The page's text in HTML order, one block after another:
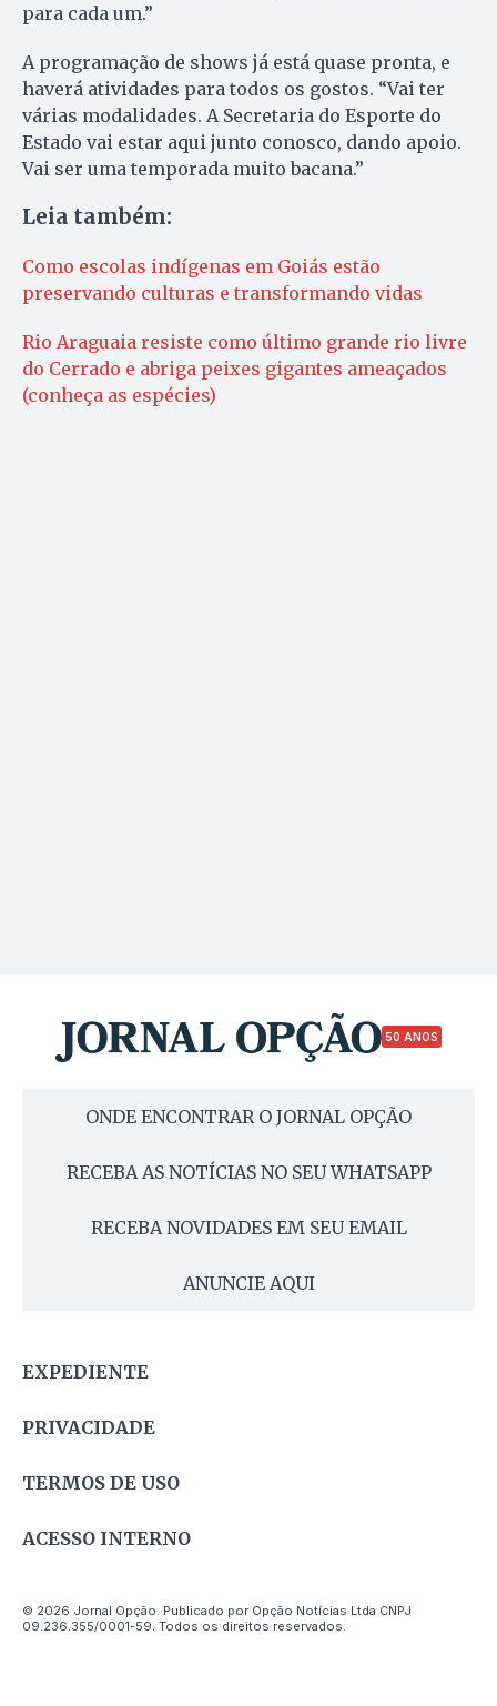
para cada um.”
A programação de shows já está quase pronta, e
haverá atividades para todos os gostos. “Vai ter
várias modalidades. A Secretaria do Esporte do
Estado vai estar aqui junto conosco, dando apoio.
Vai ser uma temporada muito bacana.”
Leia também:
Como escolas indígenas em Goiás estão
preservando culturas e transformando vidas
Rio Araguaia resiste como último grande rio livre
do Cerrado e abriga peixes gigantes ameaçados
(conheça as espécies)
50 ANOS
ONDE ENCONTRAR O JORNAL OPÇÃO
RECEBA AS NOTÍCIAS NO SEU WHATSAPP
RECEBA NOVIDADES EM SEU EMAIL
ANUNCIE AQUI
EXPEDIENTE
PRIVACIDADE
TERMOS DE USO
ACESSO INTERNO
© 2026 Jornal Opção. Publicado por Opção Notícias Ltda CNPJ
09.236.355/0001-59. Todos os direitos reservados.